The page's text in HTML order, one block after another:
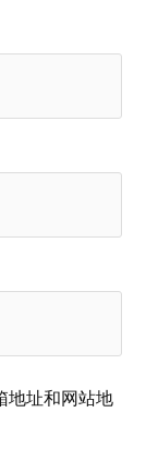
地址和网站地